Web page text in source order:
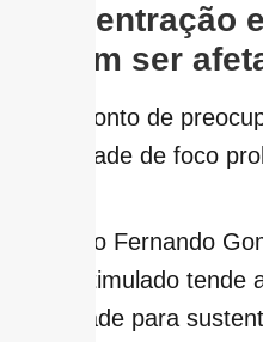
Concentração
podem ser
Outro ponto de
capacidade de foco
Segundo Fernando
hiperestimulado tende
dificuldade para